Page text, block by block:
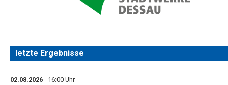
letzte Ergebnisse
02.08.2026 - 16:00 Uhr